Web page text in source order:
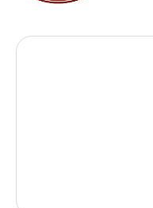
Bildergalerie überspringen